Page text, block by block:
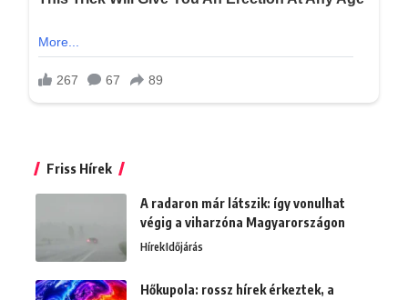
Friss Hírek
A radaron már látszik: így vonulhat
végig a viharzóna Magyarországon
HírekIdőjárás
Hőkupola: rossz hírek érkeztek, a